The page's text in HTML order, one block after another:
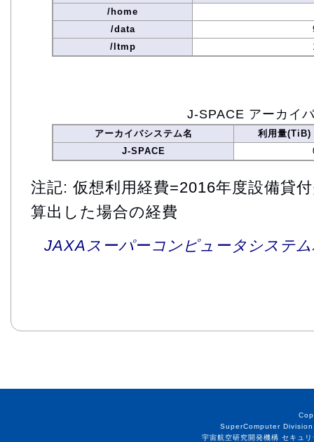
/home
/data
/ltmp
J-SPACE アーカイ
アーカイバシステム名
利用量(TiB)
J-SPACE
注記: 仮想利用経費=2016年度設備貸
算出した場合の経費
JAXAスーパーコンピュータシステ
SuperComputer
宇宙航空研究開発機構 セキュ